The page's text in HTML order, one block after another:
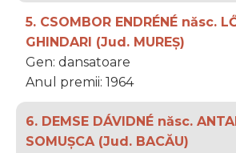
5. CSOMBOR ENDRÉNÉ născ.
GHINDARI (Jud. MUREȘ)
Gen: dansatoare
Anul premii: 1964
6. DEMSE DÁVIDNÉ născ.
SOMUȘCA (Jud. BACĂU)